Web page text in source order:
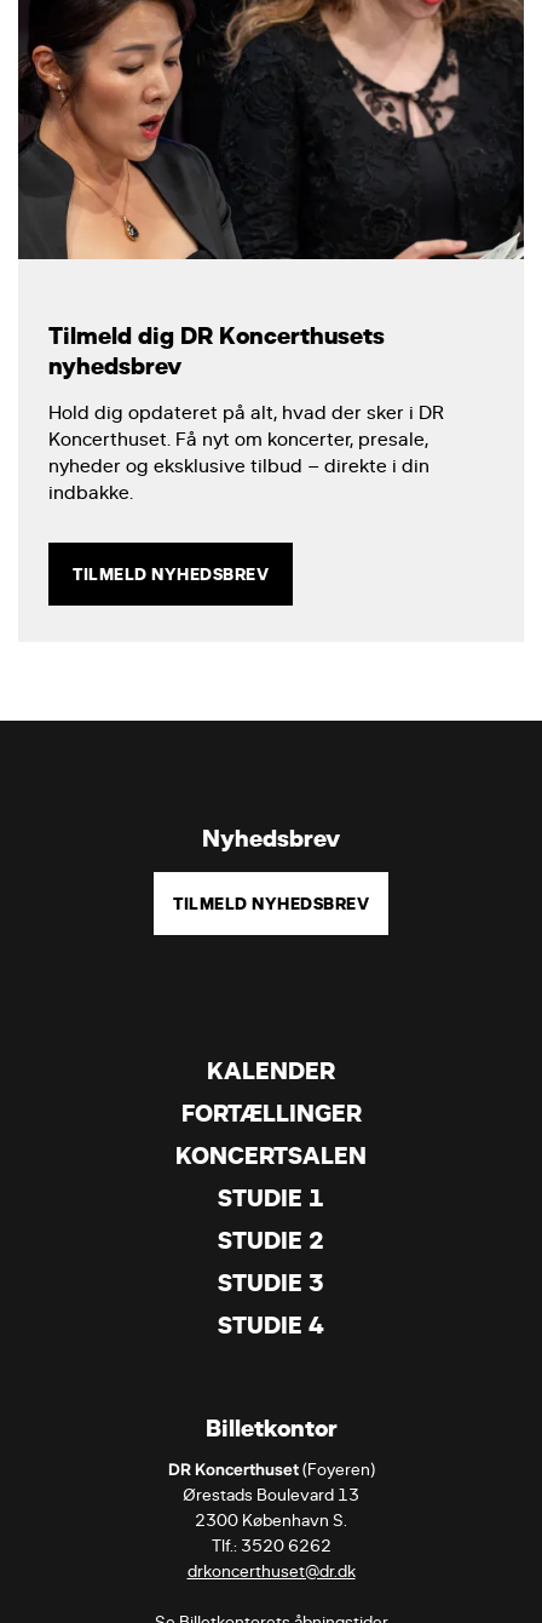
Tilmeld dig DR Koncerthusets
nyhedsbrev
Hold dig opdateret på alt, hvad der sker i DR
Koncerthuset. Få nyt om koncerter, presale,
nyheder og eksklusive tilbud – direkte i din
indbakke.
TILMELD NYHEDSBREV
KALENDER
FORTÆLLINGER
KONCERTSALEN
STUDIE 1
STUDIE 2
STUDIE 3
STUDIE 4
Nyhedsbrev
TILMELD NYHEDSBREV
Billetkontor
DR Koncerthuset (Foyeren)
Ørestads Boulevard 13
2300 København S.
drkoncerthuset@dr.dk